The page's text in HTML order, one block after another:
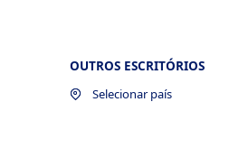
OUTROS ESCRITÓRIOS
Selecionar país